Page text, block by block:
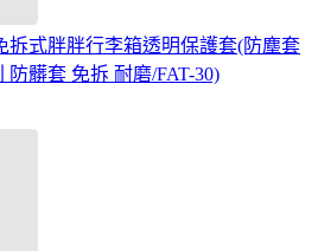
拆式胖胖行李箱透明保護套(防塵套
防髒套 免拆 耐磨/FAT-30)